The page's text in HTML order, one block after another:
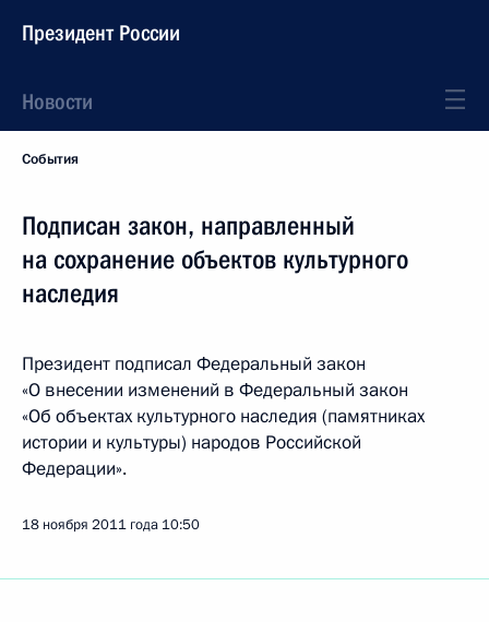
Президент России
Новости
События
Подписан закон, направленный
на сохранение объектов культурного
наследия
Президент подписал Федеральный закон
«О внесении изменений в Федеральный закон
«Об объектах культурного наследия (памятниках
истории и культуры) народов Российской
Федерации».
18 ноября 2011 года 10:50